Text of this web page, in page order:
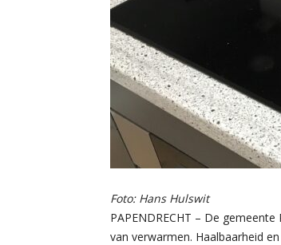
Foto: Hans Hulswit
PAPENDRECHT – De
van verwarmen. Haalbaarheid